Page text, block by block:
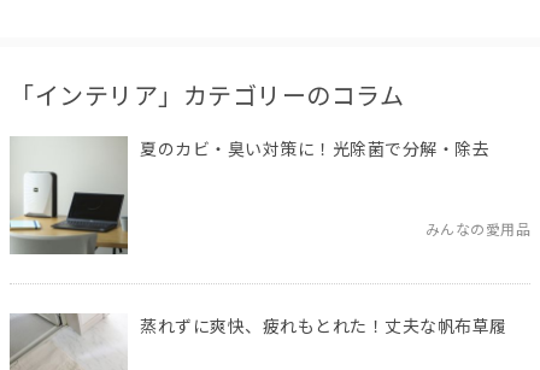
「インテリア」カテゴリーのコラム
夏のカビ・臭い対策に！光除菌で分解・除去
みんなの愛用品
蒸れずに爽快、疲れもとれた！丈夫な帆布草履